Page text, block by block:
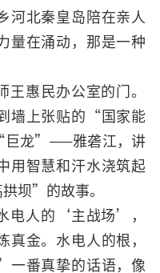
河北秦皇岛陪在亲人
量在涌动，那是一种
王惠民办公室的门。
墙上张贴的“国家能
巨龙”——雅砻江，讲
用智慧和汗水浇筑起
坝”的故事。
电人的‘主战场’，
真金。水电人的根，
一番真挚的话语，像